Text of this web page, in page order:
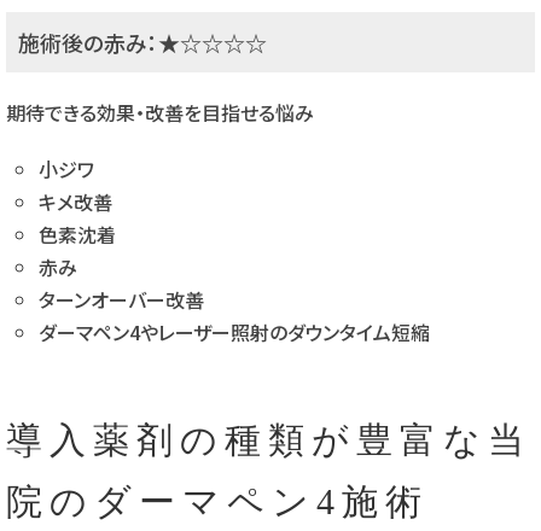
施術後の赤み：★☆☆☆☆
期待できる効果・改善を目指せる悩み
小ジワ
キメ改善
色素沈着
赤み
ターンオーバー改善
ダーマペン4やレーザー照射のダウンタイム短縮
導入薬剤の種類が豊富な当
院のダーマペン4施術